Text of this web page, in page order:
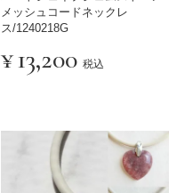
メッシュコードネックレ
ス/1240218G
¥13,200 税込